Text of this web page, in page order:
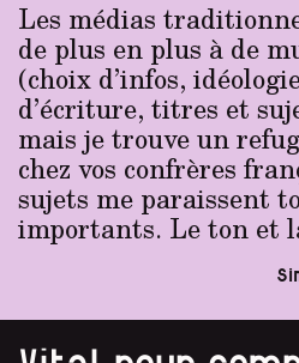
Les médias
de plus en plus à de
(choix d’infos,
d’écriture, titres et
mais je trouve un
chez vos confrères
sujets me paraissent
importants. Le ton et